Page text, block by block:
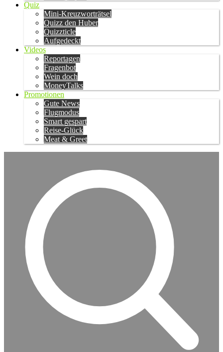
Quiz
Mini-Kreuzworträtsel
Quizz den Huber
Quizzticle
Aufgedeckt
Videos
Reportagen
Fragenbot
Wein doch
MoneyTalks
Promotionen
Gute News
Flugmodus
Smart gespart
Reise-Glück
Meat & Greet